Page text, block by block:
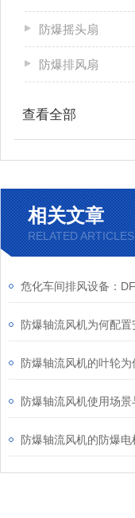
防爆摇头扇
防爆排风扇
查看全部
相关文章
RELATED ARTICLES